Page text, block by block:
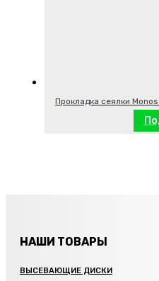
Прокладка сеялки
НАШИ ТОВАРЫ
ВЫСЕВАЮЩИЕ ДИСКИ